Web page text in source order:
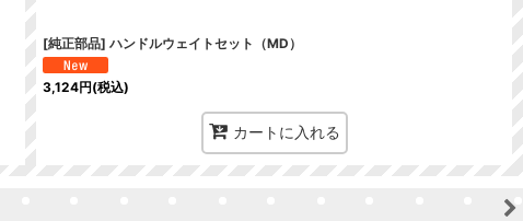
[純正部品] ハンドルウェイトセット（MD）
3,124円(税込)
カートに入れる